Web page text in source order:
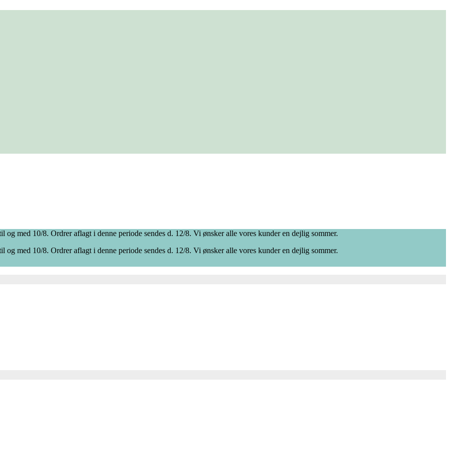
med 10/8. Ordrer aflagt i denne periode sendes d. 12/8. Vi ønsker alle vores kunder en dejlig sommer.
med 10/8. Ordrer aflagt i denne periode sendes d. 12/8. Vi ønsker alle vores kunder en dejlig sommer.